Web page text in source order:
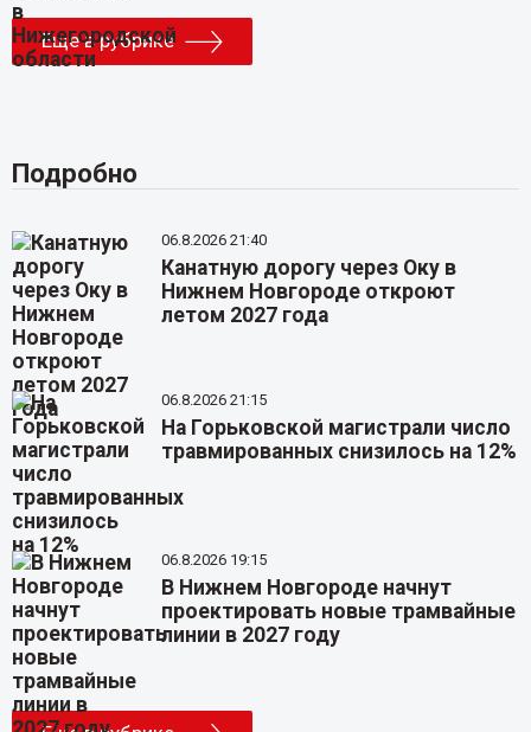
Еще в рубрике
Подробно
06.8.2026 21:40
Канатную дорогу через Оку в
Нижнем Новгороде откроют
летом 2027 года
06.8.2026 21:15
На Горьковской магистрали число
травмированных снизилось на 12%
06.8.2026 19:15
В Нижнем Новгороде начнут
проектировать новые трамвайные
линии в 2027 году